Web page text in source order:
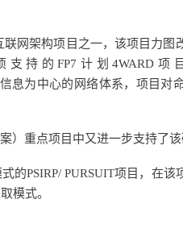
网架构项目之一，该项目力图
持的FP7计划4WARD项
息为中心的网络体系，项目对
）重点项目中又进一步支持了该
的PSIRP/ PURSUIT项目，在
模式。